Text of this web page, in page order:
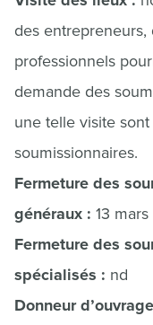
des
professionnels
demande des
une telle visite
soumissionnaires.
Fermeture des
généraux : 13
Fermeture des
spécialisés : nd
Donneur